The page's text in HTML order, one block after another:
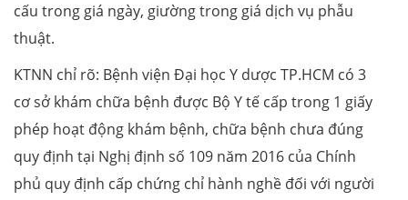
cấu trong giá ngày, giường trong giá dịch vụ phẫu
thuật.
KTNN chỉ rõ: Bệnh viện Đại học Y dược TP.HCM có 3
cơ sở khám chữa bệnh được Bộ Y tế cấp trong 1 giấy
phép hoạt động khám bệnh, chữa bệnh chưa đúng
quy định tại Nghị định số 109 năm 2016 của Chính
phủ quy định cấp chứng chỉ hành nghề đối với người